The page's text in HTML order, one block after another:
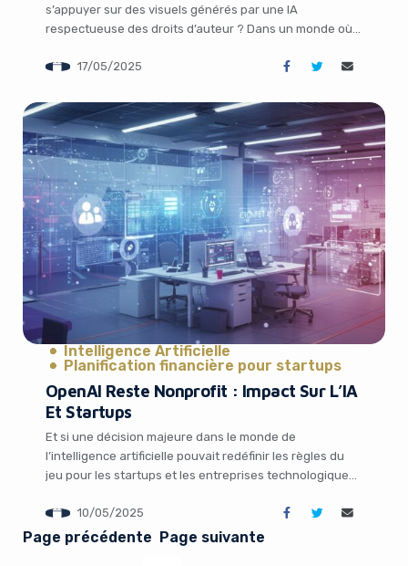
s’appuyer sur des visuels générés par une IA
respectueuse des droits d’auteur ? Dans un monde où
création, Freepik, la plateforme de design graphique
de F Lite, un générateur d’images IA formé […]
17/05/2025
Intelligence Artificielle
Planification financière pour startups
OpenAI Reste Nonprofit : Impact Sur L’IA
Et Startups
Et si une décision majeure dans le monde de
l’intelligence artificielle pouvait redéfinir les règles du
jeu pour les startups et les entreprises technologiques
l’IA, a surpris le secteur en annonçant qu’il renonçait à
devenir une entreprise à but lucratif pour conserver son
10/05/2025
Page précédente Page suivante
No Thanks